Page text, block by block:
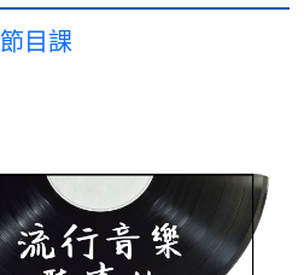
節目課